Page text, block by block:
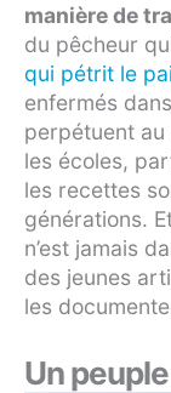
manière de
du pêcheur
qui pétrit le
enfermés
perpétuent au
les écoles,
les recettes
générations.
n’est jamais
des jeunes
les
Un